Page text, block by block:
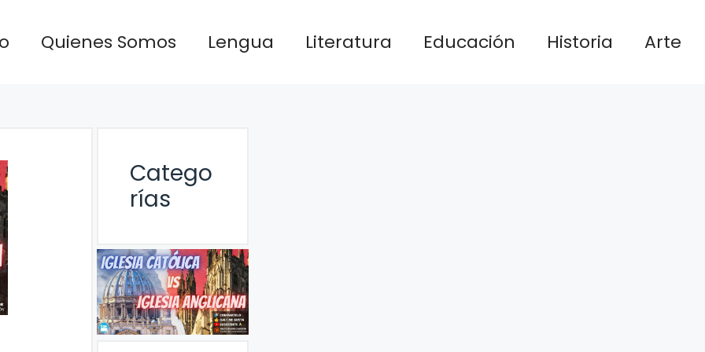
Quienes Somos Lengua Literatura Educación Historia Arte
Catego
rías